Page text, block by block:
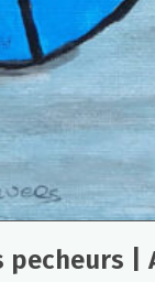
pecheurs |